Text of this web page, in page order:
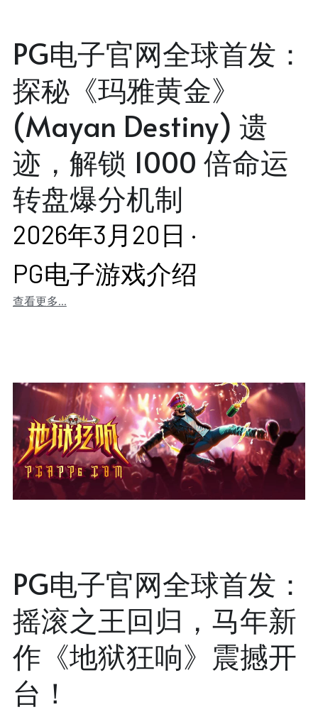
PG电子官网全球首发：
探秘《玛雅黄金》
(Mayan Destiny) 遗
迹，解锁 1000 倍命运
转盘爆分机制
2026年3月20日 ·
PG电子游戏介绍
查看更多...
PG电子官网全球首发：
摇滚之王回归，马年新
作《地狱狂响》震撼开
台！